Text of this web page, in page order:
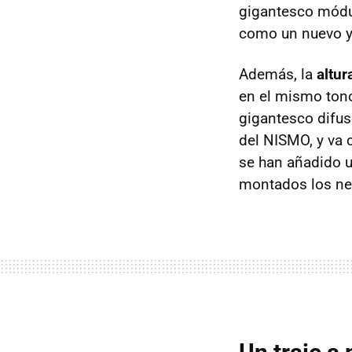
gigantesco
como un nuevo
Además, la
en el mismo
gigantesco
del NISMO, y
se han añadido
montados los